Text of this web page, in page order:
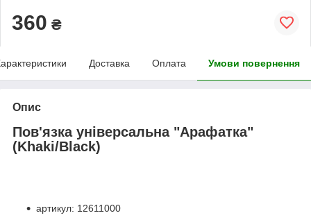
360 ₴
Доставка Оплата Умови повернення
Опис
Пов'язка універсальна "Арафатка"
(Khaki/Black)
артикул: 12611000